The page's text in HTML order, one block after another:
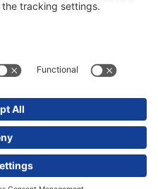
указания
Reserved